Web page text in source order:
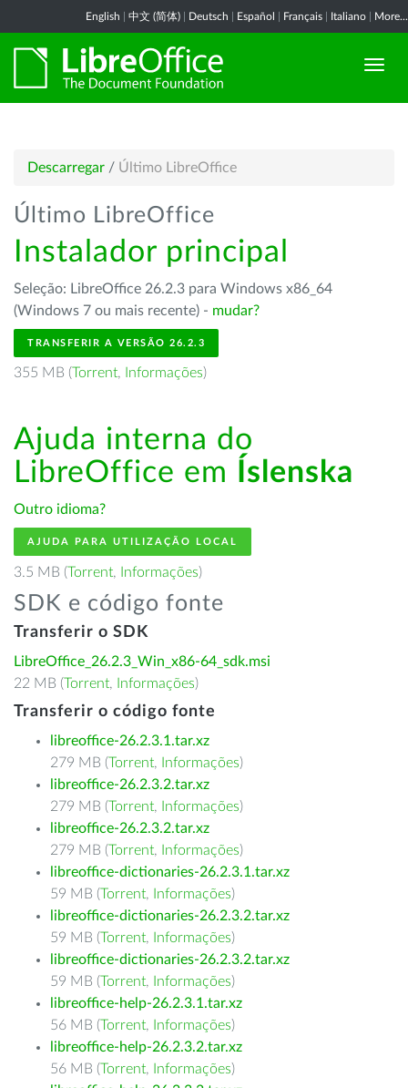
English 中文 (简体) Deutsch Español Français Italiano More...
Descarregar / Último LibreOffice
Último LibreOffice
Instalador principal
Seleção: LibreOffice 26.2.3 para Windows x86_64
(Windows 7 ou mais recente) - mudar?
TRANSFERIR A VERSÃO 26.2.3
355 MB (Torrent, Informações)
Ajuda interna do
LibreOffice em
Íslenska
Outro idioma?
AJUDA PARA UTILIZAÇÃO LOCAL
3.5 MB (Torrent, Informações)
SDK e código fonte
Transferir o SDK
LibreOffice_26.2.3_Win_x86-64_sdk.msi
22 MB (Torrent, Informações)
Transferir o código fonte
libreoffice-26.2.3.1.tar.xz
279 MB (Torrent, Informações)
libreoffice-26.2.3.2.tar.xz
279 MB (Torrent, Informações)
libreoffice-26.2.3.2.tar.xz
279 MB (Torrent, Informações)
libreoffice-dictionaries-26.2.3.1.tar.xz
59 MB (Torrent, Informações)
libreoffice-dictionaries-26.2.3.2.tar.xz
59 MB (Torrent, Informações)
libreoffice-dictionaries-26.2.3.2.tar.xz
59 MB (Torrent, Informações)
libreoffice-help-26.2.3.1.tar.xz
56 MB (Torrent, Informações)
libreoffice-help-26.2.3.2.tar.xz
56 MB (Torrent, Informações)